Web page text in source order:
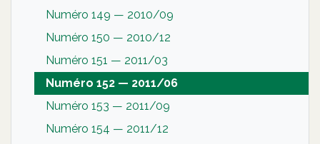
Numéro 149 — 2010/09
Numéro 150 — 2010/12
Numéro 151 — 2011/03
Numéro 152 — 2011/06
Numéro 153 — 2011/09
Numéro 154 — 2011/12